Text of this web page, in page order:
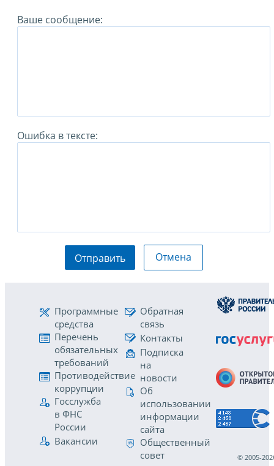
Ваше сообщение:
Ошибка в тексте:
Отправить Отмена
Программные
средства
Перечень
обязательных
требований
Противодействие
коррупции
Госслужба
в ФНС
России
Вакансии
Обратная
связь
Контакты
Подписка
на
новости
Об
использовании
информации
сайта
Общественный
совет
© 2005-